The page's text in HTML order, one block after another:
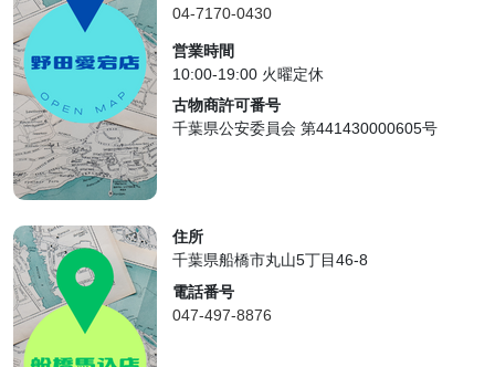
04-7170-0430
営業時間
10:00-19:00 火曜定休
古物商許可番号
千葉県公安委員会 第441430000605号
住所
千葉県船橋市丸山5丁目46-8
電話番号
047-497-8876